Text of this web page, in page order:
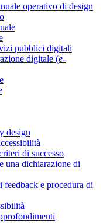
operativo di design
pubblici digitali
digitale (e-
design
di successo
una dichiarazione di
feedback e procedura di